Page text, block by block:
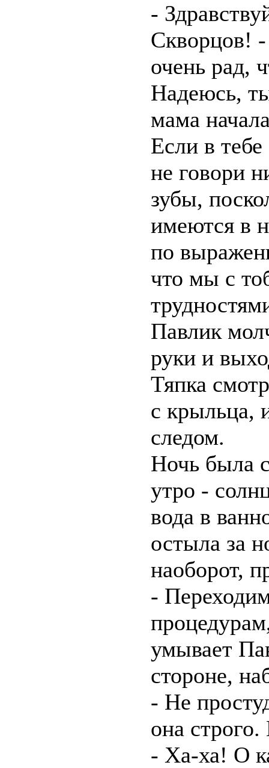
-
Скворцов!
очень рад,
Надеюсь,
мама
Если в
не говори
зубы,
имеются в
по
что мы с
Павлик
руки и
Тяпка
с крыльца,
следом.
Ночь была
утро -
вода в
остыла за
наоборот,
-
умывает
стороне,
- Не
она строго.
- Ха-ха! О